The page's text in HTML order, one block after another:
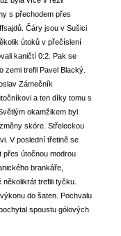
s přechodem přes
Čáry jsou v Sušici
útoků v přečíslení
kaničtí 0:2. Pak se
zemi trefil Pavel Blacký.
Zámečník
a ten díky tomu s
okamžikem byl
skóre. Střeleckou
V poslední třetině se
přes útočnou modrou
brankáře,
trefili tyčku.
do šaten. Pochvalu
spoustu gólových